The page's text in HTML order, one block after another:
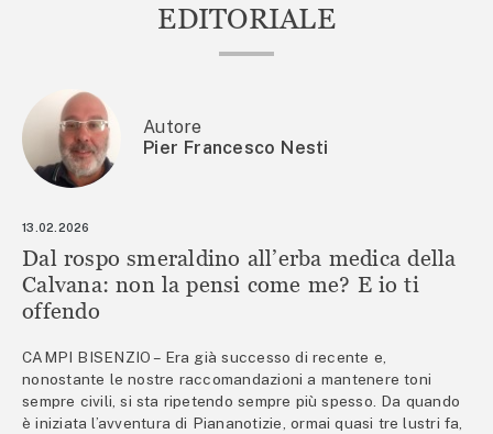
EDITORIALE
Autore
Pier Francesco Nesti
13.02.2026
Dal rospo smeraldino all’erba medica della
Calvana: non la pensi come me? E io ti
offendo
CAMPI BISENZIO – Era già successo di recente e,
nonostante le nostre raccomandazioni a mantenere toni
sempre civili, si sta ripetendo sempre più spesso. Da quando
è iniziata l’avventura di Piananotizie, ormai quasi tre lustri fa,